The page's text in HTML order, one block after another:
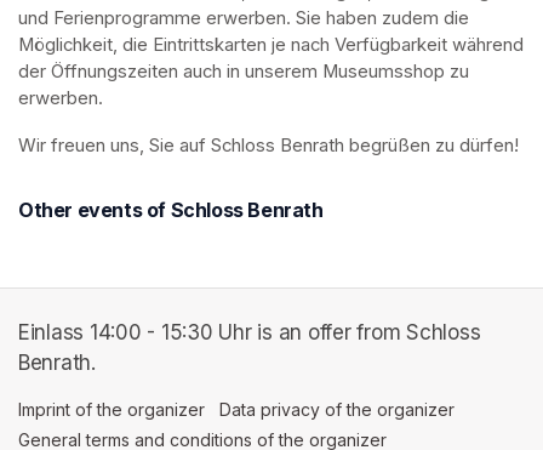
und Ferienprogramme erwerben. Sie haben zudem die
Möglichkeit, die Eintrittskarten je nach Verfügbarkeit während
der Öffnungszeiten auch in unserem Museumsshop zu
erwerben.
Wir freuen uns, Sie auf Schloss Benrath begrüßen zu dürfen!
Other events of Schloss Benrath
Einlass 14:00 - 15:30 Uhr is an offer from Schloss
Benrath.
Imprint of the organizer (opens in a new tab)
Data privacy of the organizer
General terms and conditions of the organizer